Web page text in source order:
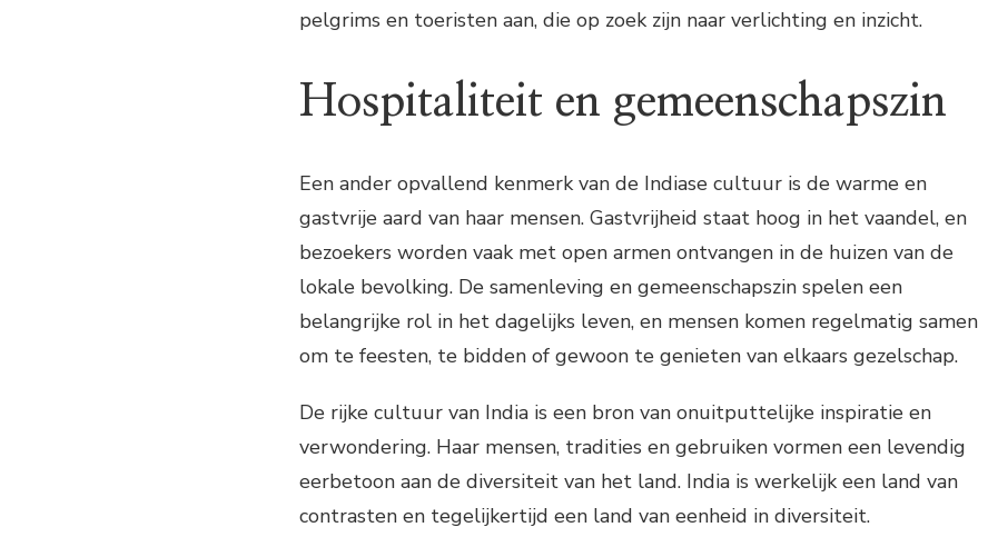
pelgrims en toeristen aan, die op zoek zijn naar verlichting en inzicht.
Hospitaliteit en gemeenschapszin
Een ander opvallend kenmerk van de Indiase cultuur is de warme en
gastvrije aard van haar mensen. Gastvrijheid staat hoog in het vaandel, en
bezoekers worden vaak met open armen ontvangen in de huizen van de
lokale bevolking. De samenleving en gemeenschapszin spelen een
belangrijke rol in het dagelijks leven, en mensen komen regelmatig samen
om te feesten, te bidden of gewoon te genieten van elkaars gezelschap.
De rijke cultuur van India is een bron van onuitputtelijke inspiratie en
verwondering. Haar mensen, tradities en gebruiken vormen een levendig
eerbetoon aan de diversiteit van het land. India is werkelijk een land van
contrasten en tegelijkertijd een land van eenheid in diversiteit.